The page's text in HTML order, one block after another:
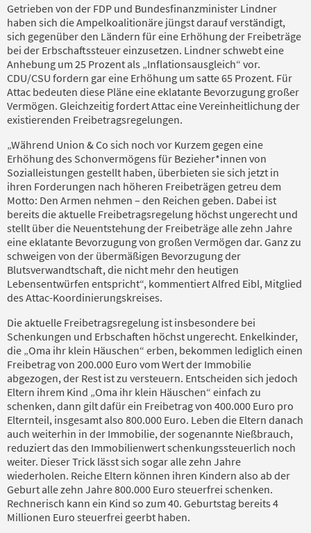
Getrieben von der FDP und Bundesfinanzminister Lindner
haben sich die Ampelkoalitionäre jüngst darauf verständigt,
sich gegenüber den Ländern für eine Erhöhung der Freibeträge
bei der Erbschaftssteuer einzusetzen. Lindner schwebt eine
Anhebung um 25 Prozent als „Inflationsausgleich“ vor.
CDU/CSU fordern gar eine Erhöhung um satte 65 Prozent. Für
Attac bedeuten diese Pläne eine eklatante Bevorzugung großer
Vermögen. Gleichzeitig fordert Attac eine Vereinheitlichung der
existierenden Freibetragsregelungen.
„Während Union & Co sich noch vor Kurzem gegen eine
Erhöhung des Schonvermögens für Bezieher*innen von
Sozialleistungen gestellt haben, überbieten sie sich jetzt in
ihren Forderungen nach höheren Freibeträgen getreu dem
Motto: Den Armen nehmen – den Reichen geben. Dabei ist
bereits die aktuelle Freibetragsregelung höchst ungerecht und
stellt über die Neuentstehung der Freibeträge alle zehn Jahre
eine eklatante Bevorzugung von großen Vermögen dar. Ganz zu
schweigen von der übermäßigen Bevorzugung der
Blutsverwandtschaft, die nicht mehr den heutigen
Lebensentwürfen entspricht“, kommentiert Alfred Eibl, Mitglied
des Attac-Koordinierungskreises.
Die aktuelle Freibetragsregelung ist insbesondere bei
Schenkungen und Erbschaften höchst ungerecht. Enkelkinder,
die „Oma ihr klein Häuschen“ erben, bekommen lediglich einen
Freibetrag von 200.000 Euro vom Wert der Immobilie
abgezogen, der Rest ist zu versteuern. Entscheiden sich jedoch
Eltern ihrem Kind „Oma ihr klein Häuschen“ einfach zu
schenken, dann gilt dafür ein Freibetrag von 400.000 Euro pro
Elternteil, insgesamt also 800.000 Euro. Leben die Eltern danach
auch weiterhin in der Immobilie, der sogenannte Nießbrauch,
reduziert das den Immobilienwert schenkungssteuerlich noch
weiter. Dieser Trick lässt sich sogar alle zehn Jahre
wiederholen. Reiche Eltern können ihren Kindern also ab der
Geburt alle zehn Jahre 800.000 Euro steuerfrei schenken.
Rechnerisch kann ein Kind so zum 40. Geburtstag bereits 4
Millionen Euro steuerfrei geerbt haben.